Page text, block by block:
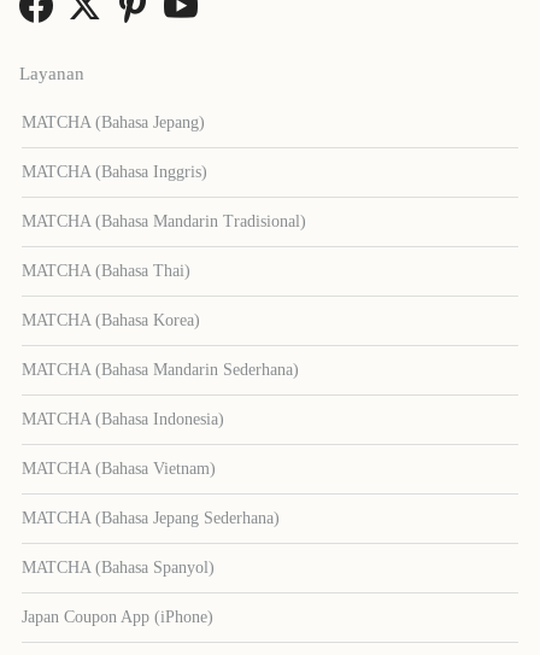
Layanan
MATCHA (Bahasa Jepang)
MATCHA (Bahasa Inggris)
MATCHA (Bahasa Mandarin Tradisional)
MATCHA (Bahasa Thai)
MATCHA (Bahasa Korea)
MATCHA (Bahasa Mandarin Sederhana)
MATCHA (Bahasa Indonesia)
MATCHA (Bahasa Vietnam)
MATCHA (Bahasa Jepang Sederhana)
MATCHA (Bahasa Spanyol)
Japan Coupon App (iPhone)